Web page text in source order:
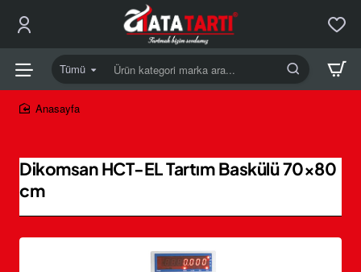
Tümü
Ürün
kategori
marka
Dikomsan HCT-EL Tartım Baskülü 70×80
cm